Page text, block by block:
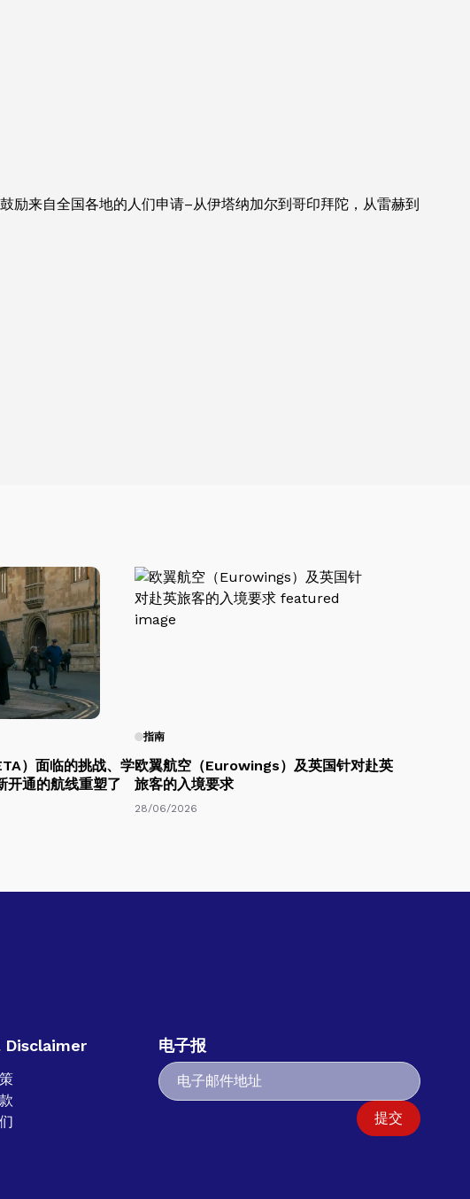
励来自全国各地的人们申请–从伊塔纳加尔到哥印拜陀，从雷赫到
）面临的挑战、学
开通的航线重塑了
指南
欧翼航空（Eurowings）及英国针对赴英
旅客的入境要求
28/06/2026
Disclaimer 电子报
提交